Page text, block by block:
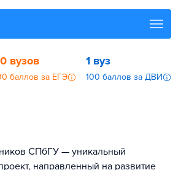
вузов
баллов за ЕГЭ
1 вуз
100 баллов за ДВИ
СПбГУ — уникальный
направленный на развитие